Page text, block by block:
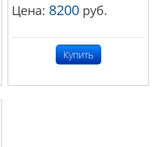
Цена: 8200 руб.
Купить